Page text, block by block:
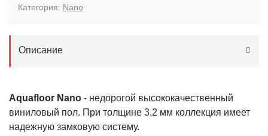
Категория: Nano
Описание
Aquafloor Nano - недорогой высококачественный
виниловый пол. При толщине 3,2 мм коллекция имеет
надежную замковую систему.